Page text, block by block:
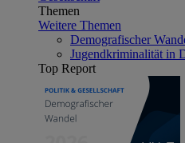
Themen
Weitere Themen
Demografischer
Jugendkriminalität in
Top Report